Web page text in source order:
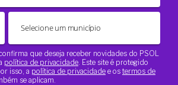
que deseja receber novidades do PSOL
política de privacidade . Este site é protegido
isso, a política de privacidade e os termos de
se aplicam.